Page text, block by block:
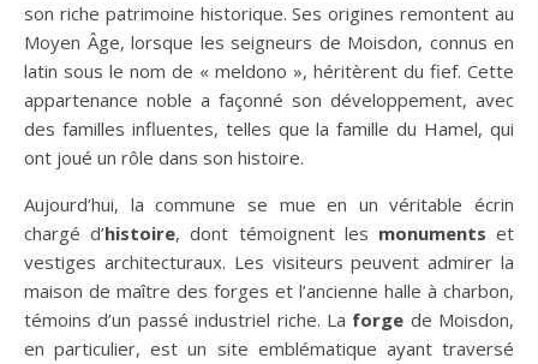
son riche patrimoine historique. Ses origines remontent au
Moyen Âge, lorsque les seigneurs de Moisdon, connus en
latin sous le nom de « meldono », héritèrent du fief. Cette
appartenance noble a façonné son développement, avec
des familles influentes, telles que la famille du Hamel, qui
ont joué un rôle dans son histoire.
Aujourd’hui, la commune se mue en un véritable écrin
chargé d’histoire, dont témoignent les monuments et
vestiges architecturaux. Les visiteurs peuvent admirer la
maison de maître des forges et l’ancienne halle à charbon,
témoins d’un passé industriel riche. La forge de Moisdon,
en particulier, est un site emblématique ayant traversé